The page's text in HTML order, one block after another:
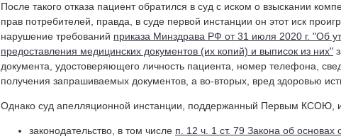
После такого отказа пациент обратился в суд с иском о взыскании
прав потребителей, правда, в суде первой инстанции он этот иск
нарушение требований приказа Минздрава РФ от 31 июля 2020 г. "Об
предоставления медицинских документов (их копий) и выписок из них"
документа, удостоверяющего личность пациента, номер телефона,
получения запрашиваемых документов, а во-вторых, вред здоровью
Однако суд апелляционной инстанции, поддержанный Первым КСОЮ,
законодательство, в том числе п. 12 ч. 1 ст. 79 Закона об основах